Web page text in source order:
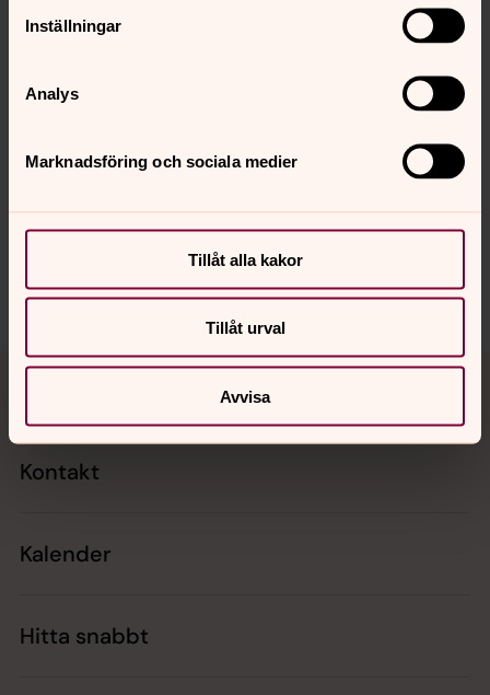
Inställningar
Analys
Marknadsföring och sociala medier
Tillåt alla kakor
Tillåt urval
Avvisa
Storgatans entré
Synpunkter eller frågor på sidans
gislaved.pastorat@svenskakyrkan.se
Tillbaka till toppen
Tillbaka till innehållet
Kontakt
Kalender
Hitta snabbt